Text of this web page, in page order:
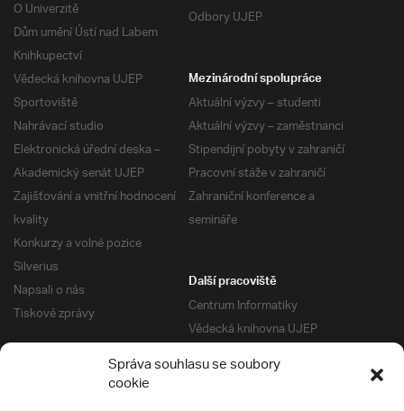
Správa souhlasu se soubory
cookie
Odbory UJEP
O Univerzitě
Dům umění Ústí nad Labem
Knihkupectví
Vědecká knihovna UJEP
Sportoviště
Nahrávací studio
Elektronická úřední deska –
Akademický senát UJEP
Zajišťování a vnitřní hodnocení
kvality
Konkurzy a volné pozice
Silverius
Napsali o nás
Tiskové zprávy
Mezinárodní spolupráce
Aktuální výzvy – studenti
Aktuální výzvy – zaměstnanci
Stipendijní pobyty v zahraničí
Pracovní stáže v zahraničí
Zahraniční konference a
semináře
Další pracoviště
Centrum Informatiky
Vědecká knihovna UJEP
Správa kolejí a menz
Univerzitní centrum podpory